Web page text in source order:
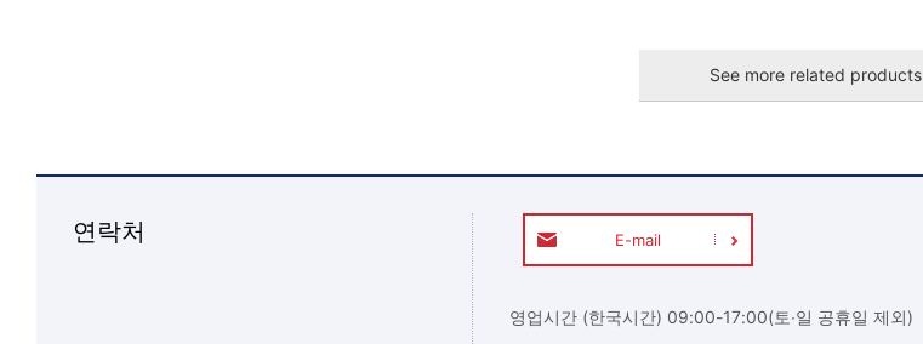
See more related products
연락처 E-mail
영업시간 (한국시간) 09:00-17:00(토∙일 공휴일 제외)